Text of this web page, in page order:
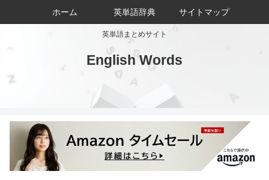
英単語まとめサイト
English Words
ホーム 英単語辞典 サイトマップ